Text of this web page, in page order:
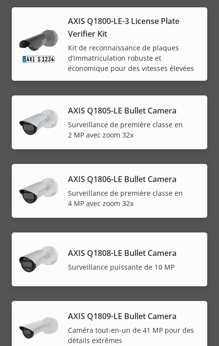
AXIS Q1800-LE-3 License Plate
Verifier Kit
Kit de reconnaissance de plaques
d’immatriculation robuste et
économique pour des vitesses élevées
AXIS Q1805-LE Bullet Camera
Surveillance de première classe en
2 MP avec zoom 32x
AXIS Q1806-LE Bullet Camera
Surveillance de première classe en
4 MP avec zoom 32x
AXIS Q1808-LE Bullet Camera
Surveillance puissante de 10 MP
AXIS Q1809-LE Bullet Camera
Caméra tout-en-un de 41 MP pour des
détails extrêmes